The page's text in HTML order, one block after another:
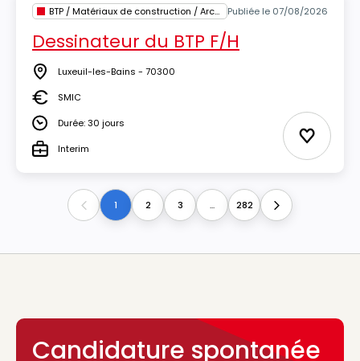
BTP / Matériaux de construction / Architecture Publiée le 07/08/2026
Dessinateur du BTP F/H
Lieu Luxeuil-les-Bains - 70300
Salaire
SMIC
DuréeDurée: 30 jours
TypeInterim Ajouter
Previous1 2 3 ... 282 Next
Candidature spontanée